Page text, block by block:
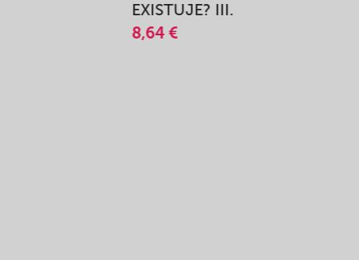
EXISTUJE? III.
8,64 €